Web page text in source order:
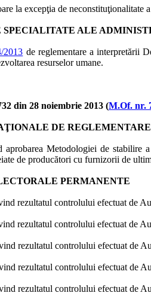
la excepţia de neconstituţionalitate
SPECIALITATE ALE
2013 de reglementare a interpretării
resurselor umane.
din 28 noiembrie 2013 (M.Of. nr.
DE
aprobarea Metodologiei de stabilire
de producători cu furnizorii de
PERMANENTE
rezultatul controlului efectuat de
rezultatul controlului efectuat de
rezultatul controlului efectuat de
rezultatul controlului efectuat de
rezultatul controlului efectuat de